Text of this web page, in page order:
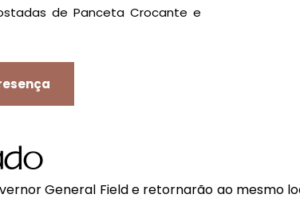
de Panceta Crocante e
General Field e retornarão ao mesmo